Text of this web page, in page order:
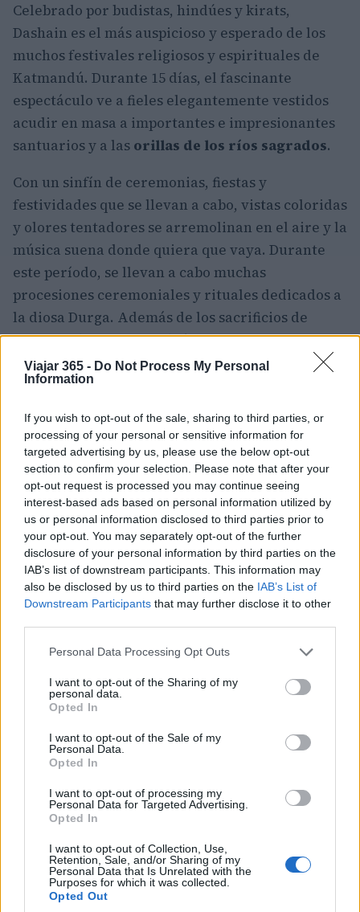
Viajar 365 - Do Not Process My Personal
Information
If you wish to opt-out of the sale, sharing to third parties, or
processing of your personal or sensitive information for
targeted advertising by us, please use the below opt-out
section to confirm your selection. Please note that after your
opt-out request is processed you may continue seeing
interest-based ads based on personal information utilized by
us or personal information disclosed to third parties prior to
your opt-out. You may separately opt-out of the further
disclosure of your personal information by third parties on the
IAB’s list of downstream participants. This information may
also be disclosed by us to third parties on the IAB’s List of
Downstream Participants that may further disclose it to other
Please note that this website/app uses one or more Google
not limited to your visit or usage behaviour. You may click to
grant or deny consent to Google and its third-party tags to
use your data for below specified purposes in below Google
consent section.
Personal Data Processing Opt Outs
I want to opt-out of the Sharing of my
personal data.
Opted In
I want to opt-out of the Sale of my
Personal Data.
Opted In
I want to opt-out of processing my
Personal Data for Targeted Advertising.
Opted In
I want to opt-out of Collection, Use,
Retention, Sale, and/or Sharing of my
Personal Data that Is Unrelated with the
Purposes for which it was collected.
Opted Out
Celebrado por budistas, hindúes y kirats,
Dashain es el más auspicioso y esperado de los
muchos festivales religiosos y espirituales de
Katmandú. Durante 15 días, el fascinante
espectáculo ve a fieles elegantemente vestidos
acudir en masa a importantes e impresionantes
santuarios y a las orillas de los ríos sagrados.
Con un sinfín de ceremonias, fiestas y
festividades que se llevan a cabo, vistas coloridas
y olores tentadores se arremolinan en el aire y la
música suena donde quiera que vaya. Durante
este período, se llevan a cabo muchas
procesiones ceremoniales y rituales dedicados a
la diosa Durga. Además de los sacrificios de
animales bastante sombríos, elFestival Dashain
es sin duda el momento más maravilloso para
visitar Nepal y Katmandú y experimentar sus
5. Thamel
Hogar de un laberinto de callejones atmosféricos
bordeados de acogedores cafés, restaurantes
tradicionales y animados bares, los numerosos
tesoros deThamelte atraen de manera
seductora. Con muchas tiendas, puestos y
puestos que se ofrecen, es un gran lugar para
Como ha estado en el corazón de la escena de los
mochileros de la ciudad durante más de cuatro
huéspedes y hoteles para que los visitantes
elijan. A poca distancia de muchos de los
principales lugares de interés de
Katmandú
Thamel es un destino en sí mismo y una puerta
4. Hanuman Dhoka